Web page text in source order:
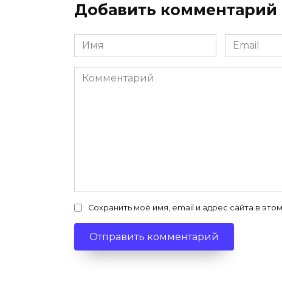
Добавить комментарий
Имя
*
Email
*
Комментарий
Сохранить моё имя, email и адрес сайта в